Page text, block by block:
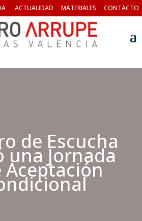
ACTUALIDAD MATERIALES CONTACTO
de Escucha
una Jornada
Aceptación